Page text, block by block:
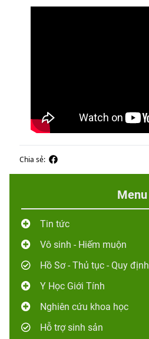
Chia sẻ:
Menu
Tin tức
Vô sinh - Hiếm muộn
Hồ Sơ - Thủ tục - Quy định
Y Học Giới Tính
Nghiên cứu khoa học
Hỗ trợ sinh sản